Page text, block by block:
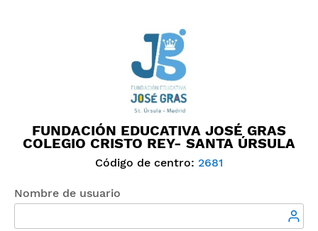
FUNDACIÓN EDUCATIVA JOSÉ GRAS
COLEGIO CRISTO REY- SANTA ÚRSULA
Código de centro: 2681
Nombre de usuario